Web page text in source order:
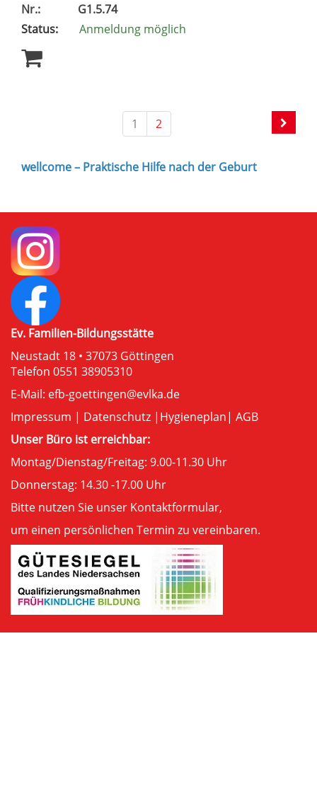
Nr.:
G1.5.74
Status:
Anmeldung möglich
1 2
wellcome – Praktische Hilfe nach der Geburt
Ev. Familien-Bildungsstätte
Neustadt 18 • 37073 Göttingen
Telefon 0551 38905310
E-Mail: efb-goettingen@evlka.de
Impressum | Datenschutz | Hygieneplan| AGB
Unser Büro ist erreichbar:
Montag/Dienstag/Freitag: 9.00-11.30 Uhr
Donnerstag: 14.30 -17.00 Uhr
Bitte nutzen Sie unser Kontaktformular,
um einen persönlichen Termin zu vereinbaren.